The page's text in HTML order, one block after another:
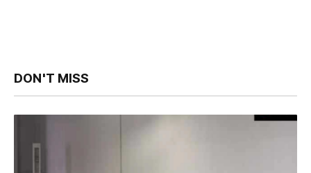
DON'T MISS